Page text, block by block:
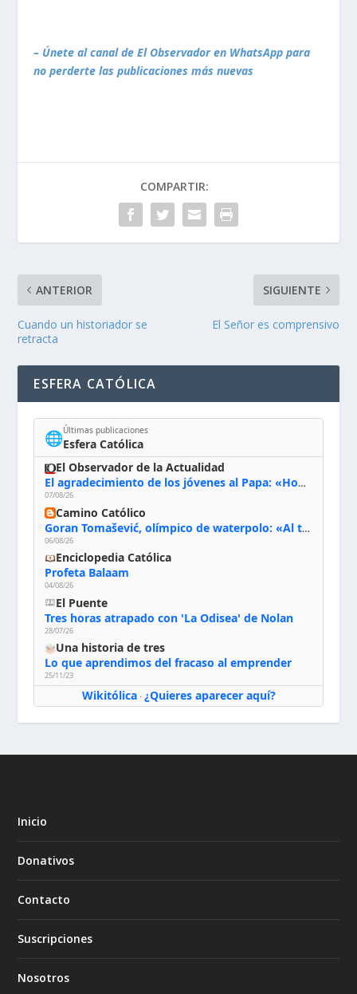
– Únete al canal de El Observador en WhatsApp para
no perderte las publicaciones más nuevas
COMPARTIR:
ANTERIOR
Cuando un historiador se
retracta
SIGUIENTE
El Señor es comprensivo
ESFERA CATÓLICA
🌐Últimas publicaciones
Esfera Católica
El Observador de la Actualidad
El agradecimiento de los jóvenes al Papa: «Hoy nos sentimos Iglesia»
07/08/26
Camino Católico
Goran Tomašević, olímpico de waterpolo: «Al terminar el Camino de Santiago entregué mi vida a Cristo; hablé con Dios y le dije: ‘Estoy listo; estoy a tu servicio. Puedo llevar lo que sea necesario para ti’»
06/08/26
Enciclopedia Católica
Profeta Balaam
04/08/26
El Puente
Tres horas atrapado con 'La Odisea' de Nolan
28/07/26
Una historia de tres
Lo que aprendimos del fracaso al emprender
25/11/23
Wikitólica· ¿Quieres aparecer aquí?
Inicio
Donativos
Contacto
Suscripciones
Nosotros